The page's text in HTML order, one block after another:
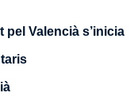
Valencià s’inicia